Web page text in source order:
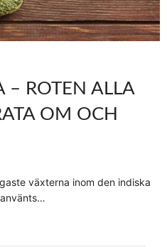
ROTEN ALLA
OM OCH
växterna inom den indiska